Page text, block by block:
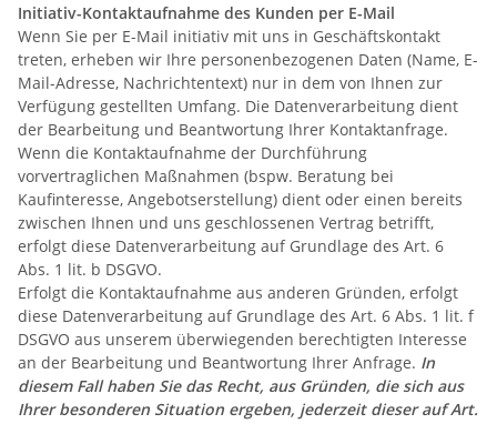
Initiativ-Kontaktaufnahme des Kunden per E-Mail
Wenn Sie per E-Mail initiativ mit uns in Geschäftskontakt
treten, erheben wir Ihre personenbezogenen Daten (Name, E-
Mail-Adresse, Nachrichtentext) nur in dem von Ihnen zur
Verfügung gestellten Umfang. Die Datenverarbeitung dient
der Bearbeitung und Beantwortung Ihrer Kontaktanfrage.
Wenn die Kontaktaufnahme der Durchführung
vorvertraglichen Maßnahmen (bspw. Beratung bei
Kaufinteresse, Angebotserstellung) dient oder einen bereits
zwischen Ihnen und uns geschlossenen Vertrag betrifft,
erfolgt diese Datenverarbeitung auf Grundlage des Art. 6
Abs. 1 lit. b DSGVO.
Erfolgt die Kontaktaufnahme aus anderen Gründen, erfolgt
diese Datenverarbeitung auf Grundlage des Art. 6 Abs. 1 lit. f
DSGVO aus unserem überwiegenden berechtigten Interesse
an der Bearbeitung und Beantwortung Ihrer Anfrage. In
diesem Fall haben Sie das Recht, aus Gründen, die sich aus
Ihrer besonderen Situation ergeben, jederzeit dieser auf Art.